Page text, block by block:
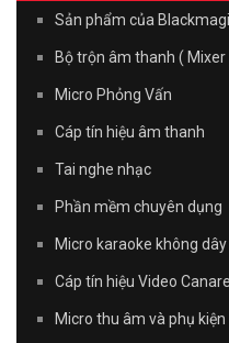
Sản phẩm của
Bộ trộn âm thanh ( Mixer
Micro Phỏng Vấn
Cáp tín hiệu âm thanh
Tai nghe nhạc
Phần mềm chuyên dụng
Micro karaoke không
Cáp tín hiệu Video Canare
Micro thu âm và phụ kiện